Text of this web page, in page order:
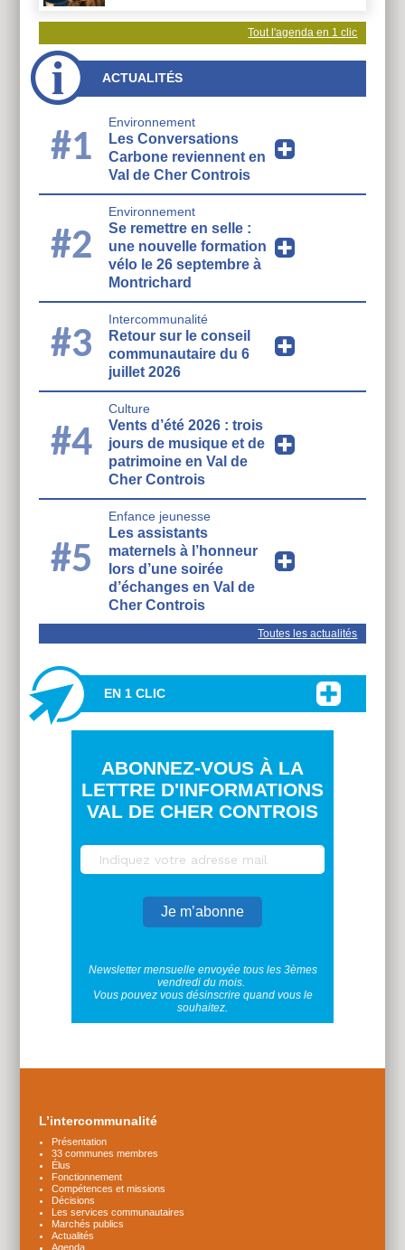
Tout l'agenda en 1 clic
ACTUALITÉS
#1
Environnement
Les Conversations
Carbone reviennent en
Val de Cher Controis
#2
Environnement
Se remettre en selle :
une nouvelle formation
vélo le 26 septembre à
Montrichard
#3
Intercommunalité
Retour sur le conseil
communautaire du 6
juillet 2026
#4
Culture
Vents d’été 2026 : trois
jours de musique et de
patrimoine en Val de
Cher Controis
#5
Enfance jeunesse
Les assistants
maternels à l’honneur
lors d’une soirée
d’échanges en Val de
Cher Controis
Toutes les actualités
EN 1 CLIC
ABONNEZ-VOUS À LA
LETTRE D'INFORMATIONS
VAL DE CHER CONTROIS
Newsletter mensuelle envoyée tous les 3èmes
vendredi du mois.
Vous pouvez vous désinscrire quand vous le
souhaitez.
L’intercommunalité
Présentation
33 communes membres
Élus
Fonctionnement
Compétences et missions
Décisions
Les services communautaires
Marchés publics
Actualités
Agenda